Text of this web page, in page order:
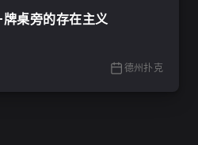
桌旁的存在主义
德州扑克